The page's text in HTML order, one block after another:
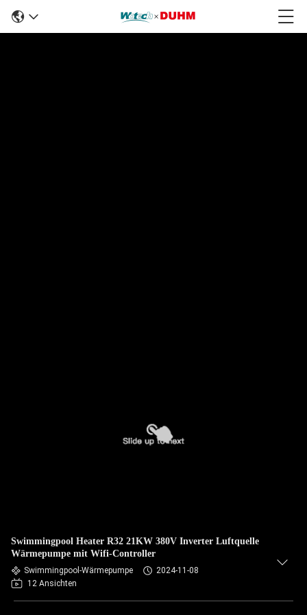
Swimmingpool Heater R32 21KW 380V Inverter Luftquelle
Wärmepumpe mit Wifi-Controller
Swimmingpool-Wärmepumpe
2024-11-08
12 Ansichten